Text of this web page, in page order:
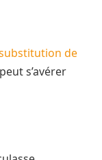
de
peut s’avérer